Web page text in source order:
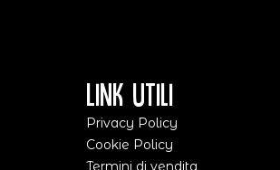
Link Utili
Privacy Policy
Cookie Policy
Termini di vendita